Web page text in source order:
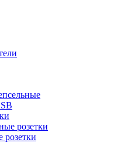
розетки
розетки